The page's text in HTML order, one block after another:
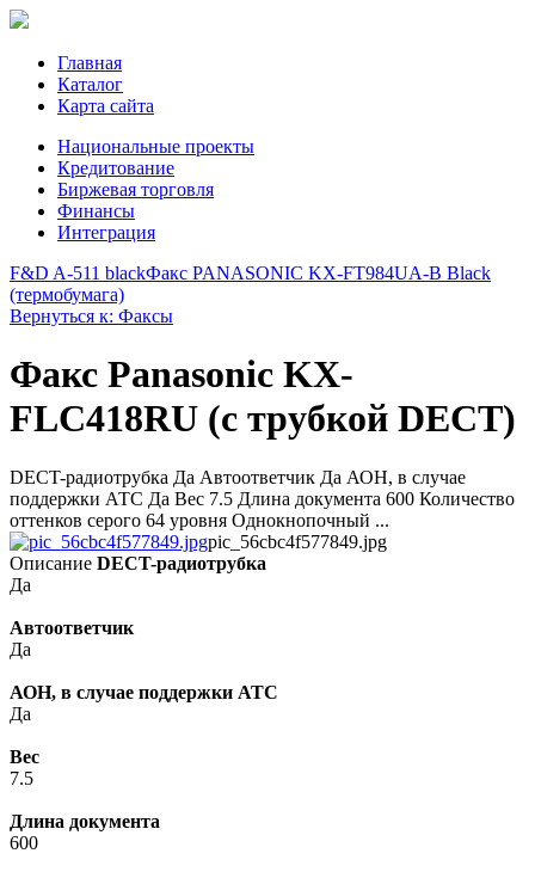
Главная
Каталог
Карта сайта
Национальные проекты
Кредитование
Биржевая торговля
Финансы
Интеграция
F&D A-511 blackФакс PANASONIC KX-FT984UA-B Black
(термобумага)
Вернуться к: Факсы
Факс Panasonic KX-
FLС418RU (с трубкой DECT)
DECT-радиотрубка Да Автоответчик Да АОН, в случае
поддержки АТС Да Вес 7.5 Длина документа 600 Количество
оттенков серого 64 уровня Однокнопочный ...
pic_56cbc4f577849.jpg
Описание DECT-радиотрубка
Да
Автоответчик
Да
АОН, в случае поддержки АТС
Да
Вес
7.5
Длина документа
600